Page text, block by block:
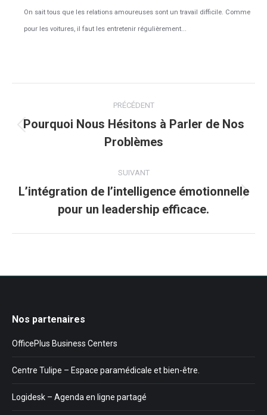
On sait tous que les relations amoureuses sont un travail difficile. Comme
pour les voitures, il faut les entretenir régulièrement...
article
PRÉCÉDENT
Article
précédent
Pourquoi Nous Hésitons à Parler de Nos
Problèmes
SUIVANT
Article
suivant
:
L’intégration de l’intelligence émotionnelle
pour un leadership efficace.
Nos partenaires
OfficePlus Business Centers
Centre Tulipe – Espace paramédicale et bien-être.
Logidesk – Agenda en ligne partagé